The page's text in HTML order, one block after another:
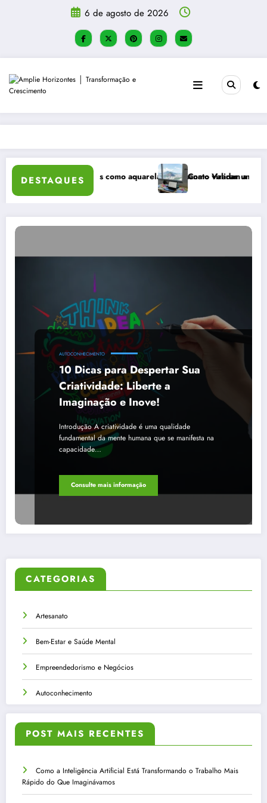
6 de agosto de 2026
DESTAQUES
atividades táteis como aquarela e artesanato viraram a principal
Como Validar uma Ideia de
AUTOCONHECIMENTO
10 Dicas para Despertar Sua
Criatividade: Liberte a
Imaginação e Inove!
Introdução A criatividade é uma qualidade
fundamental da mente humana que se manifesta na
capacidade…
Consulte mais informação
CATEGORIAS
Artesanato
Bem-Estar e Saúde Mental
Empreendedorismo e Negócios
Autoconhecimento
POST MAIS RECENTES
Como a Inteligência Artificial Está Transformando o Trabalho Mais
Rápido do Que Imaginávamos